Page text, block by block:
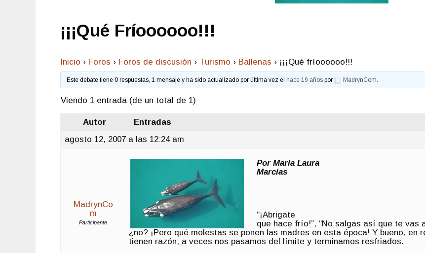
¡¡¡Qué Fríoooooo!!!
Inicio › Foros › Foros de discusión › Turismo › Ballenas › ¡¡¡Qué fríoooooo!!!
Este debate tiene 0 respuestas, 1 mensaje y ha sido actualizado por última vez el hace 19 años por MadrynCom.
Viendo 1 entrada (de un total de 1)
Autor
Entradas
agosto 12, 2007 a las 12:24 am
MadrynCo
m
Participante
Por María Laura
Marcías
“¡Abrigate
que hace frío!”, “No salgas así que te vas
¿no? ¡Pero qué molestas se ponen las madres en esta época! Y bueno, en
tienen razón, a veces nos pasamos del límite y terminamos resfriados.